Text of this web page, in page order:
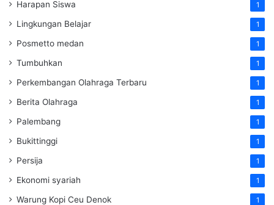
Harapan Siswa 1
Lingkungan Belajar 1
Posmetto medan 1
Tumbuhkan 1
Perkembangan Olahraga Terbaru 1
Berita Olahraga 1
Palembang 1
Bukittinggi 1
Persija 1
Ekonomi syariah 1
Warung Kopi Ceu Denok 1